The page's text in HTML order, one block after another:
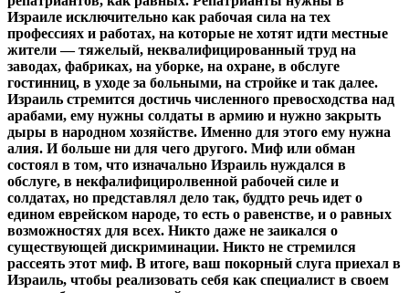
Израиле исключительно как рабочая сила на тех
профессиях и работах, на которые не хотят идти местные
жители — тяжелый, неквалифицированный труд на
заводах, фабриках, на уборке, на охране, в обслуге
гостинниц, в уходе за больными, на стройке и так далее.
Израиль стремится достичь численного превосходства над
арабами, ему нужны солдаты в армию и нужно закрыть
дыры в народном хозяйстве. Именно для этого ему нужна
алия. И больше ни для чего другого. Миф или обман
состоял в том, что изначально Израиль нуждался в
обслуге, в некфалифициролвенной рабочей силе и
солдатах, но представлял дело так, буддто речь идет о
едином еврейском народе, то есть о равенстве, и о равных
возможностях для всех. Никто даже не заикался о
существующей дискриминации. Никто не стремился
рассеять этот миф. В итоге, ваш покорный слуга приехал в
Израиль, чтобы реализовать себя как специалист в своем